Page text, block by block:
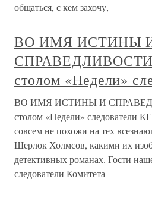
общаться, с кем захочу,
ВО ИМЯ ИСТИНЫ
СПРАВЕДЛИВОСТИ
столом «Недели»
ВО ИМЯ ИСТИНЫ И
столом «Недели» следователи
совсем не похожи на тех
Шерлок Холмсов, какими их
детективных романах. Гости
следователи Комитета